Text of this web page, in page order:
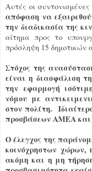
Αυτές οι
απόφαση να
την διαδικασία της
αίτημα προς το
πρόσληψη 15 δημοτικών
Στόχος της
είναι η διασφάλιση
την εφαρμογή
νόμου με
στον πολίτη.
προσβάσεων ΑΜΕΑ και
Ο έλεγχος της
κοινόχρηστων
ακόμη και η μη